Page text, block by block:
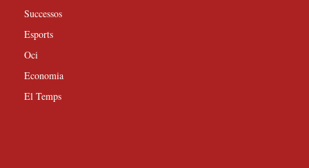
Successos
Esports
Oci
Economia
El Temps